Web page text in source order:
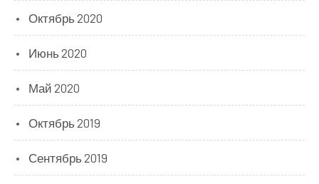
Октябрь 2020
Июнь 2020
Май 2020
Октябрь 2019
Сентябрь 2019